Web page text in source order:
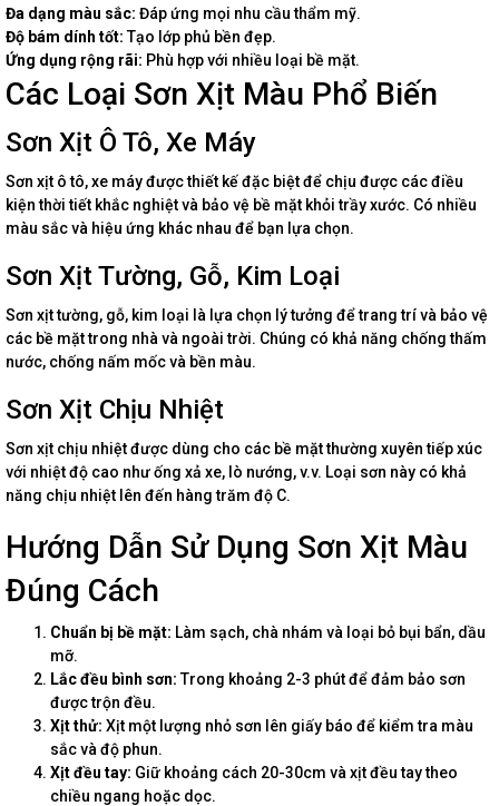
Đa dạng màu sắc: Đáp ứng mọi nhu cầu thẩm mỹ.
Độ bám dính tốt:Tạo lớp phủ bền đẹp.
Ứng dụng rộng rãi: Phù hợp với nhiều loại bề mặt.
Các Loại Sơn Xịt Màu Phổ Biến
Sơn Xịt Ô Tô, Xe Máy
Sơn xịt ô tô, xe máy được thiết kế đặc biệt để chịu được các điều
kiện thời tiết khắc nghiệt và bảo vệ bề mặt khỏi trầy xước. Có nhiều
màu sắc và hiệu ứng khác nhau để bạn lựa chọn.
Sơn Xịt Tường, Gỗ, Kim Loại
Sơn xịt tường, gỗ, kim loại là lựa chọn lý tưởng để trang trí và bảo vệ
các bề mặt trong nhà và ngoài trời. Chúng có khả năng chống thấm
nước, chống nấm mốc và bền màu.
Sơn Xịt Chịu Nhiệt
Sơn xịt chịu nhiệt được dùng cho các bề mặt thường xuyên tiếp xúc
với nhiệt độ cao như ống xả xe, lò nướng, v.v. Loại sơn này có khả
năng chịu nhiệt lên đến hàng trăm độ C.
Hướng Dẫn Sử Dụng Sơn Xịt Màu
Đúng Cách
Chuẩn bị bề mặt: Làm sạch, chà nhám và loại bỏ bụi bẩn, dầu
mỡ.
Lắc đều bình sơn:Trong khoảng 2-3 phút để đảm bảo sơn
được trộn đều.
Xịt thử: Xịt một lượng nhỏ sơn lên giấy báo để kiểm tra màu
sắc và độ phun.
Xịt đều tay: Giữ khoảng cách 20-30cm và xịt đều tay theo
chiều ngang hoặc dọc.